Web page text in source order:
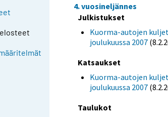
4. vuosineljännes
Julkistukset
Kuorma-autojen
joulukuussa 2007
Katsaukset
Kuorma-autojen
joulukuussa 2007
Taulukot